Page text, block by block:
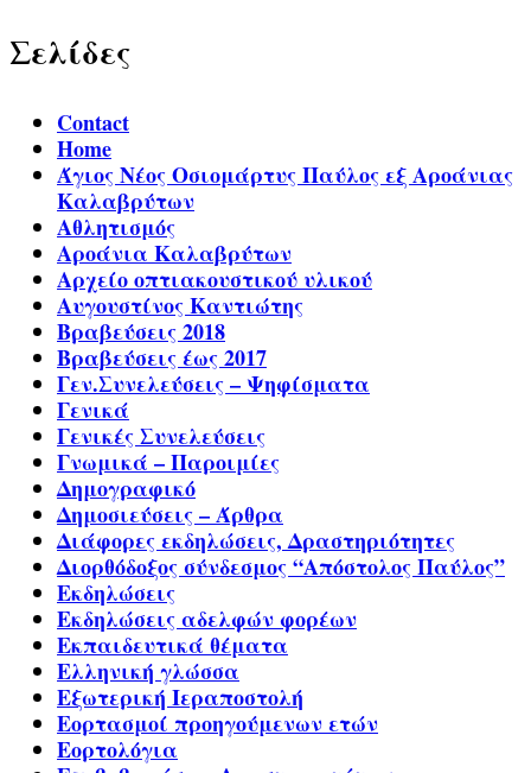
Σελίδες
Contact
Home
Άγιος Νέος Οσιομάρτυς Παύλος εξ Αροάνιας
Καλαβρύτων
Αθλητισμός
Αροάνια Καλαβρύτων
Αρχείο οπτιακουστικού υλικού
Αυγουστίνος Καντιώτης
Βραβεύσεις 2018
Βραβεύσεις έως 2017
Γεν.Συνελεύσεις – Ψηφίσματα
Γενικά
Γενικές Συνελεύσεις
Γνωμικά – Παροιμίες
Δημογραφικό
Δημοσιεύσεις – Άρθρα
Διάφορες εκδηλώσεις, Δραστηριότητες
Διορθόδοξος σύνδεσμος “Απόστολος Παύλος”
Εκδηλώσεις
Εκδηλώσεις αδελφών φορέων
Εκπαιδευτικά θέματα
Ελληνική γλώσσα
Εξωτερική Ιεραποστολή
Εορτασμοί προηγούμενων ετών
Εορτολόγια